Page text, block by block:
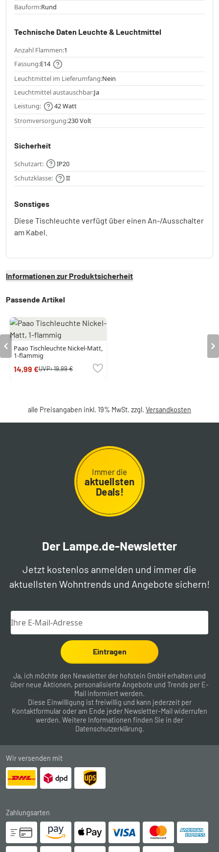
Bauform:Rund
Technische Daten Leuchte & Leuchtmittel
Anzahl Flammen:1
Fassung:E14
Leuchtmittel im Lieferumfang:Nein
Leuchtmittel austauschbar:Ja
Leistung:
42 Watt
Stromversorgung:230 Volt
Sicherheit
Schutzart:
IP20
Schutzklasse:
II
Sonstiges
Diese Tischleuchte verfügt über einen An-/Ausschalter
am Kabel.
Informationen zur Produktsicherheit
Passende Artikel
Paao Tischleuchte Nickel-Matt,
1-flammig
14,99 €UVP:19,99 €
alle Preisangaben inkl. 19% MwSt. zzgl. Versandkosten
Immer die
aktuellsten
Deals!
Der Lampe.de-Newsletter
Jetzt kostenlos anmelden und immer die
aktuellsten Wohntrends und Angebote sichern!
Eintragen
Ja, ich möchte den Newsletter der hofstein GmbH erhalten und
über neue Aktionen, personalisierte Angebote und Trends per E-
Mail informiert werden.
Diese Einwilligung ist freiwillig und kann jederzeit per
Kontaktformular oder am Ende jeder Newsletter-Mail widerrufen
werden. Weitere Informationen finden Sie in der
Datenschutzerklärung.
Wir versenden mit
Zahlungsarten